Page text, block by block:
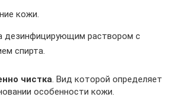
кожи.
дезинфицирующим раствором с
спирта.
чистка. Вид которой определяет
особенности кожи.